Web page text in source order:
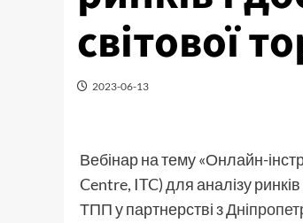
світової
2023-06-13
Вебінар на тему «Онлайн-
Centre, ITC) для аналізу ринків
ТПП у партнерстві з